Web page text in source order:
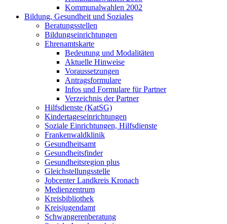
Kommunalwahlen 2002
Bildung, Gesundheit und Soziales
Beratungsstellen
Bildungseinrichtungen
Ehrenamtskarte
Bedeutung und Modalitäten
Aktuelle Hinweise
Voraussetzungen
Antragsformulare
Infos und Formulare für Partner
Verzeichnis der Partner
Hilfsdienste (KatSG)
Kindertageseinrichtungen
Soziale Einrichtungen, Hilfsdienste
Frankenwaldklinik
Gesundheitsamt
Gesundheitsfinder
Gesundheitsregion plus
Gleichstellungsstelle
Jobcenter Landkreis Kronach
Medienzentrum
Kreisbibliothek
Kreisjugendamt
Schwangerenberatung